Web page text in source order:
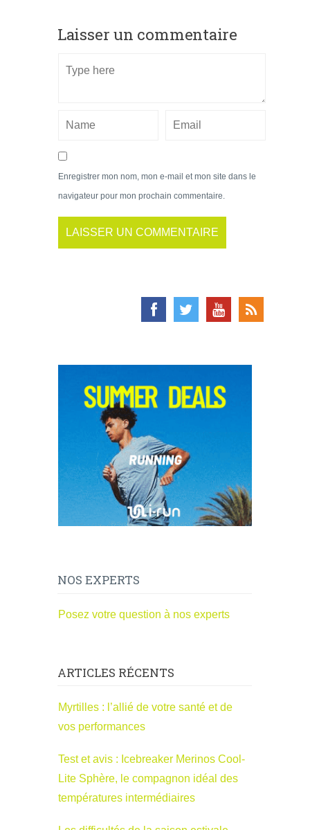
Laisser un commentaire
Enregistrer mon nom, mon e-mail et mon site dans le
navigateur pour mon prochain commentaire.
NOS EXPERTS
Posez votre question à nos experts
ARTICLES RÉCENTS
Myrtilles : l’allié de votre santé et de
vos performances
Test et avis : Icebreaker Merinos Cool-
Lite Sphère, le compagnon idéal des
températures intermédiaires